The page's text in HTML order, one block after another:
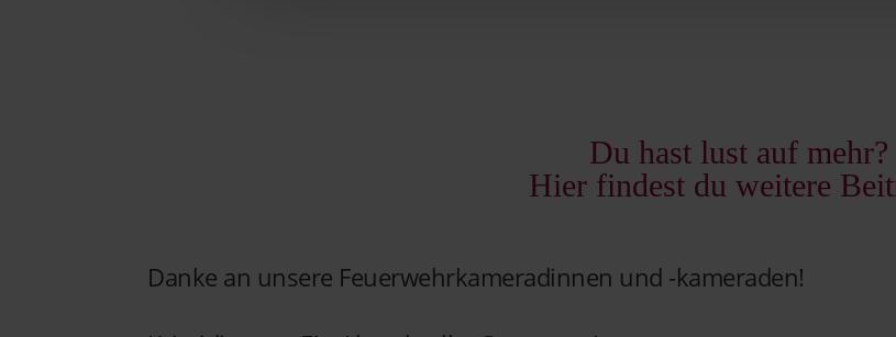
Du hast lust auf mehr?
Hier findest du weitere
Danke an unsere Feuerwehrkameradinnen und -kameraden!